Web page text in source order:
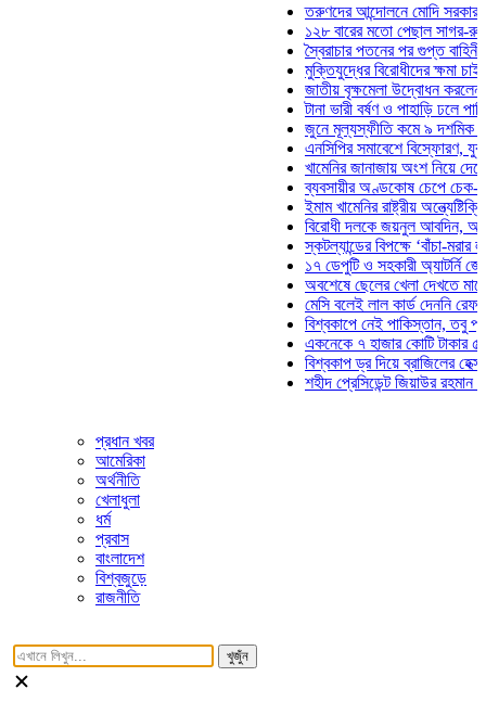
তরুণদের আন্দোলনে মোদি সরকার দুর্বল
১২৮ বারের মতো পেছাল সাগর-রুনি
স্বৈরাচার পতনের পর গুপ্ত বাহিনীর
মুক্তিযুদ্ধের বিরোধীদের ক্ষমা চাইতে
জাতীয় বৃক্ষমেলা উদ্বোধন করলেন
টানা ভারী বর্ষণ ও পাহাড়ি ঢলে পানিবন্দি
জুনে মূল্যস্ফীতি কমে ৯ দশমিক ১৬
এনসিপির সমাবেশে বিস্ফোরণ, যুবলীগের
খামেনির জানাজায় অংশ নিয়ে দেশে
ব্যবসায়ীর অণ্ডকোষ চেপে চেক-
ইমাম খামেনির রাষ্ট্রীয়
বিরোধী দলকে জয়নুল আবদিন, আপনারা
স্কটল্যান্ডের বিপক্ষে ‘বাঁচা-মরার
১৭ ডেপুটি ও সহকারী অ্যাটর্নি
অবশেষে ছেলের খেলা দেখতে মাঠে
মেসি বলেই লাল কার্ড দেননি রেফারি!
বিশ্বকাপে নেই পাকিস্তান, তবু প্রতিটি
একনেকে ৭ হাজার কোটি টাকার ৫
বিশ্বকাপ ড্র দিয়ে ব্রাজিলের হেক্সা
শহীদ প্রেসিডেন্ট জিয়াউর রহমান
প্রধান খবর
আমেরিকা
অর্থনীতি
খেলাধুলা
ধর্ম
প্রবাস
বাংলাদেশ
বিশ্বজুড়ে
রাজনীতি
খুজুঁন